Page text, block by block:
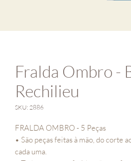
Fralda Ombro -
Rechilieu
SKU: 2886
FRALDA OMBRO - 5 Peças
• São peças feitas à mão, do corte
cada uma.